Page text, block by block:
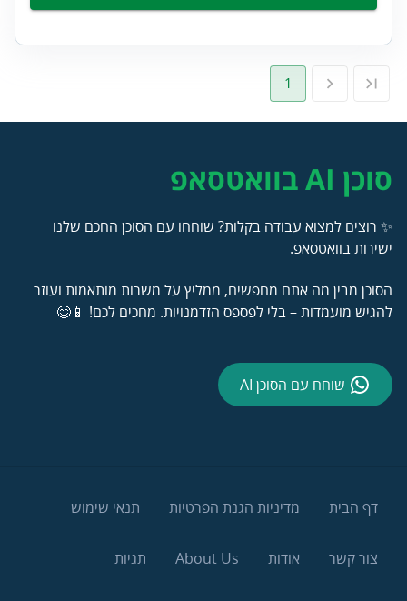
1
סוכן AI בוואטסאפ
✨ רוצים למצוא עבודה בקלות? שוחחו עם הסוכן החכם שלנו
ישירות בוואטסאפ.
הסוכן מבין מה אתם מחפשים, ממליץ על משרות מותאמות ועוזר
להגיש מועמדות – בלי לפספס הזדמנויות. מחכים לכם! 📱😊
שוחח עם הסוכן AI
דף הבית מדיניות הגנת הפרטיות תנאי שימוש
צור קשר אודות About Us תגיות